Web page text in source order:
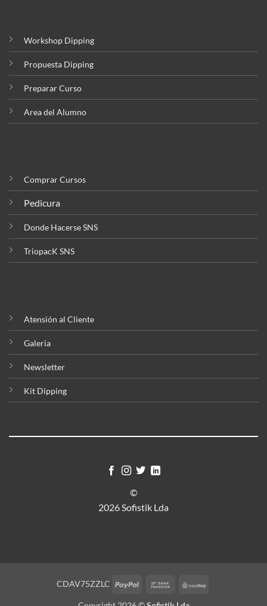
Workshop Dipping
Propuesta Dipping
Preparar Curso
Area del Alumno
Comprar Cursos
Pedicura
Donde Hacerse SNS
TriopacK SNS
Atensión al Cliente
Galeria
Newsletter
Kit Dipping
©
2026 Sofistik Lda
CDAV75ZZLC PayPal
Bank
PayShop